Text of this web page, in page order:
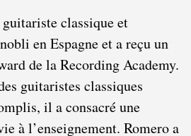
classique et
en Espagne et a reçu un
de la Recording Academy.
guitaristes classiques
il a consacré une
à l’enseignement. Romero a